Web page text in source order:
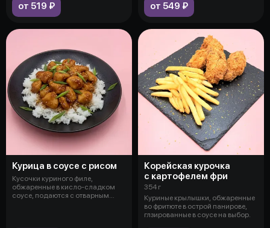
от 519 ₽ от 549 ₽
Курица в соусе с рисом
Кусочки куриного филе,
обжаренные в кисло-сладком
соусе, подаются с отварным
Корейская курочка
с картофелем фри
354 г
Куриные крылышки, обжаренные
во фритюте в острой панирове,
глзированные в соусе на выбор.